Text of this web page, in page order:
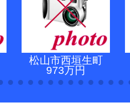
松山市西垣生町
973万円